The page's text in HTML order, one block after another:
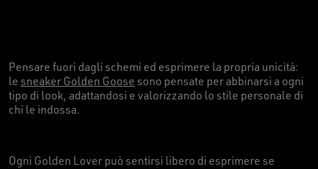
Pensare fuori dagli schemi ed esprimere la propria unicità:
le sneaker Golden Goose sono pensate per abbinarsi a ogni
tipo di look, adattandosi e valorizzando lo stile personale di
chi le indossa.
Ogni Golden Lover può sentirsi libero di esprimere se